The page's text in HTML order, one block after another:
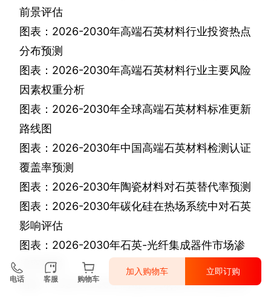
前景评估
图表： 2026-2030年高端石英材料行业投资热点
分布预测
图表： 2026-2030年高端石英材料行业主要风险
因素权重分析
图表： 2026-2030年全球高端石英材料标准更新
路线图
图表： 2026-2030年中国高端石英材料检测认证
覆盖率预测
图表： 2026-2030年陶瓷材料对石英替代率预测
图表： 2026-2030年碳化硅在热场系统中对石英
影响评估
图表： 2026-2030年石英-光纤集成器件市场渗
透率预测
图表：2026-2030年高端石英材料行业esg评级
电话 客服 购物车
加入购物车 立即订购